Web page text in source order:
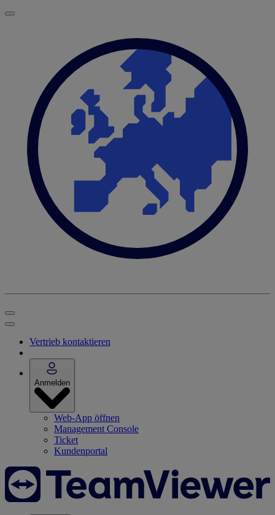
Vertrieb kontaktieren
Anmelden
Web-App öffnen
Management Console
Ticket
Kundenportal